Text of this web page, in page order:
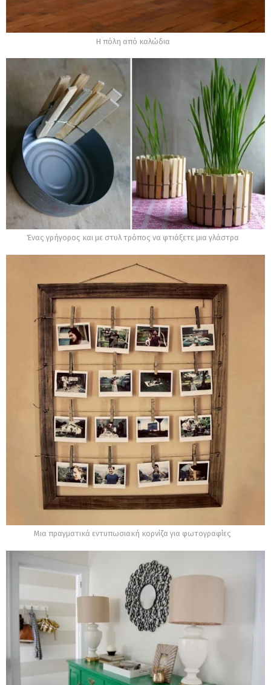
Η πόλη από καλώδια
Ένας γρήγορος και με στυλ τρόπος να φτιάξετε μια γλάστρα
Μια πραγματικά εντυπωσιακή κορνίζα για φωτογραφίες